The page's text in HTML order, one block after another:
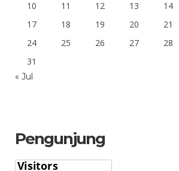
10
11 12 13 14
17
18 19 20 21
24
25 26 27 28
31
« Jul
Pengunjung